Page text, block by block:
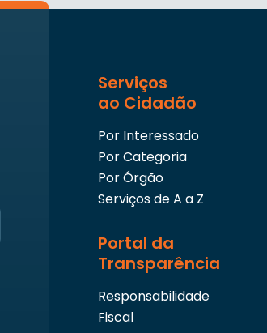
Serviços
ao Cidadão
Por Interessado
Por Categoria
Por Órgão
Serviços de A a Z
Portal da
Transparência
Responsabilidade
Fiscal